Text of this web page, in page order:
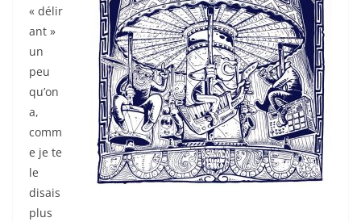
« délir
ant »
un
peu
qu’on
a,
comm
e je te
le
disais
plus